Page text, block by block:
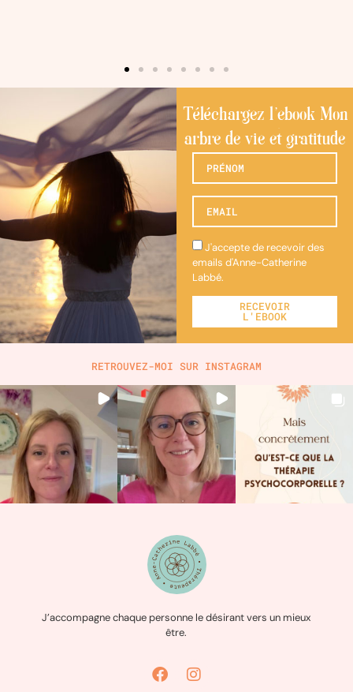
Téléchargez l'ebook Mon
arbre de vie et gratitude
J'accepte de recevoir des
emails d'Anne-Catherine
Labbé.
RECEVOIR
L'EBOOK
RETROUVEZ-MOI SUR INSTAGRAM
J’accompagne chaque personne le désirant vers un mieux
être.